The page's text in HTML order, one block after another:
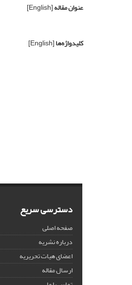
عنوان مقاله[English]
کلیدواژه‌ها[English]
دسترسی سریع
صفحه اصلی
درباره نشریه
اعضای هیات تحریریه
ارسال مقاله